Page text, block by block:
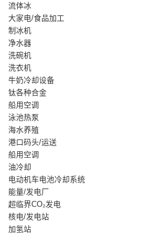
流体冰
大家电/食品加工
制冰机
净水器
洗碗机
洗衣机
牛奶冷却设备
钛各种合金
船用空调
泳池热泵
海水养殖
港口码头/运送
船用空调
油冷却
电动机车电池冷却系统
能量/发电厂
超临界CO₂发电
核电/发电站
加氢站